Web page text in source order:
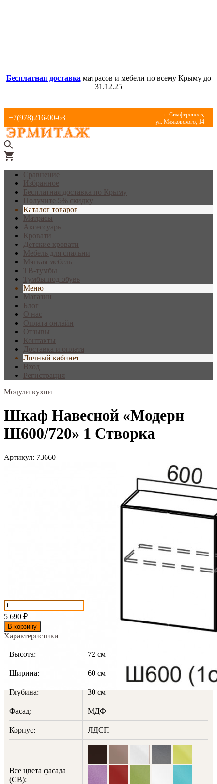
Бесплатная доставка матрасов и мебели по всему Крыму до
31.12.25
+7(978)216-00-63
г. Симферополь,
ул. Маяковского, 14
Сравнение
Избранное
Бесплатная доставка по Крыму
Получите 5% скидку
Каталог товаров
Матрасы
Аксессуары
Кровати
Детские кровати
Мебель для спальни
Мягкая мебель
ТВ-тумбы
Тумбы под обувь
Меню
Магазин
Блог
О нас
Оплата онлайн
Отзывы
Контакты
Доставка и оплата
Личный кабинет
Вход
Регистрация
Модули кухни
Шкаф Навесной «Модерн
Ш600/720» 1 Створка
Артикул: 73660
5 690 ₽
В корзину
Характеристики
Высота: 72 см
Ширина: 60 см
Глубина: 30 см
Фасад: МДФ
Корпус: ЛДСП
Все цвета фасада
(СВ):